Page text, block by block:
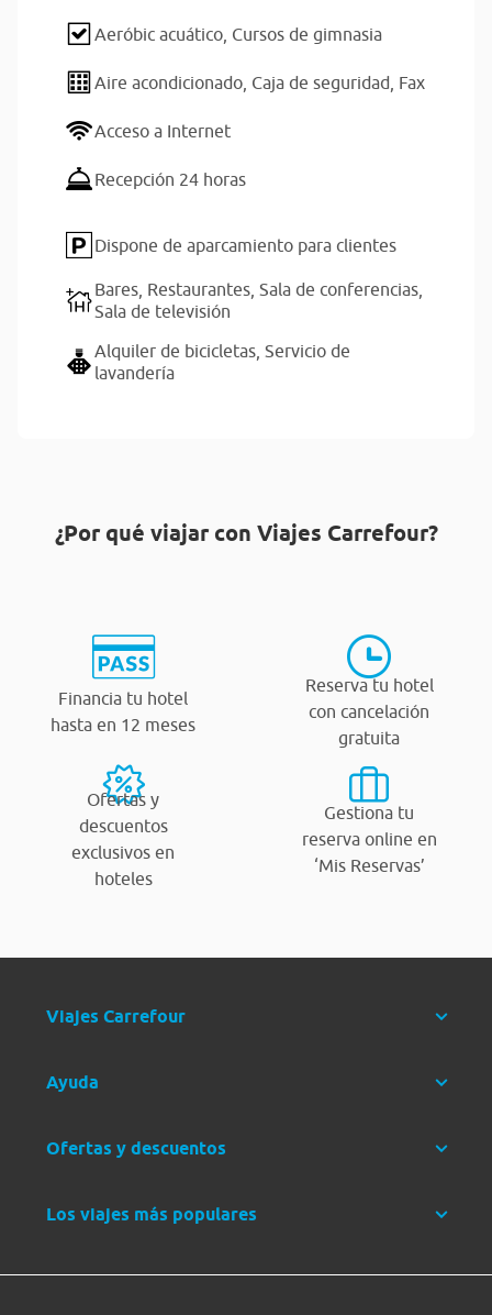
Aeróbic acuático, Cursos de gimnasia
Aire acondicionado, Caja de seguridad, Fax
Acceso a Internet
Recepción 24 horas
Dispone de aparcamiento para clientes
Bares, Restaurantes, Sala de conferencias,
Sala de televisión
Alquiler de bicicletas, Servicio de
lavandería
¿Por qué viajar con Viajes Carrefour?
Financia tu hotel
hasta en 12 meses
Reserva tu hotel
con cancelación
gratuita
Ofertas y
descuentos
exclusivos en
hoteles
Gestiona tu
reserva online en
‘Mis Reservas’
Viajes Carrefour
Ayuda
Ofertas y descuentos
Los viajes más populares